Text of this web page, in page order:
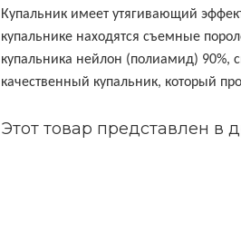
Купальник имеет утягивающий
купальнике находятся съемные
купальника нейлон (полиамид) 90%,
качественный купальник, который
Этот товар представлен в